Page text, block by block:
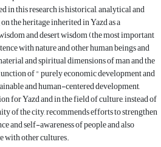
in this research is historical, analytical and
the heritage inherited in Yazd as a
and desert wisdom (the most important
with nature and other human beings and
and spiritual dimensions of man and the
of " purely economic development and
and human-centered development,
for Yazd and in the field of culture, instead of
of the city, recommends efforts to strengthen
and self-awareness of people and also
with other cultures.